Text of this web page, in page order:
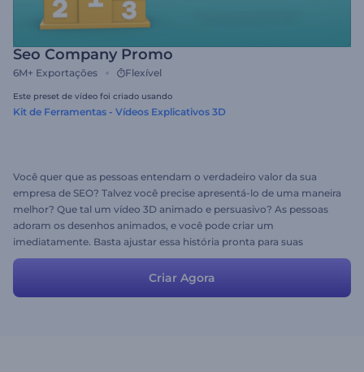
Seo Company Promo
6M+ Exportações Flexível
Este preset de vídeo foi criado usando
Kit de Ferramentas - Vídeos Explicativos 3D
Você quer que as pessoas entendam o verdadeiro valor da sua
empresa de SEO? Talvez você precise apresentá-lo de uma maneira
melhor? Que tal um vídeo 3D animado e persuasivo? As pessoas
adoram os desenhos animados, e você pode criar um
imediatamente. Basta ajustar essa história pronta para suas
necessidades e preparar seu vídeo em menos de cinco minutos.
Não se esqueça de escolher um estilo e uma faixa de música.
Diverta-se!
Criar Agora